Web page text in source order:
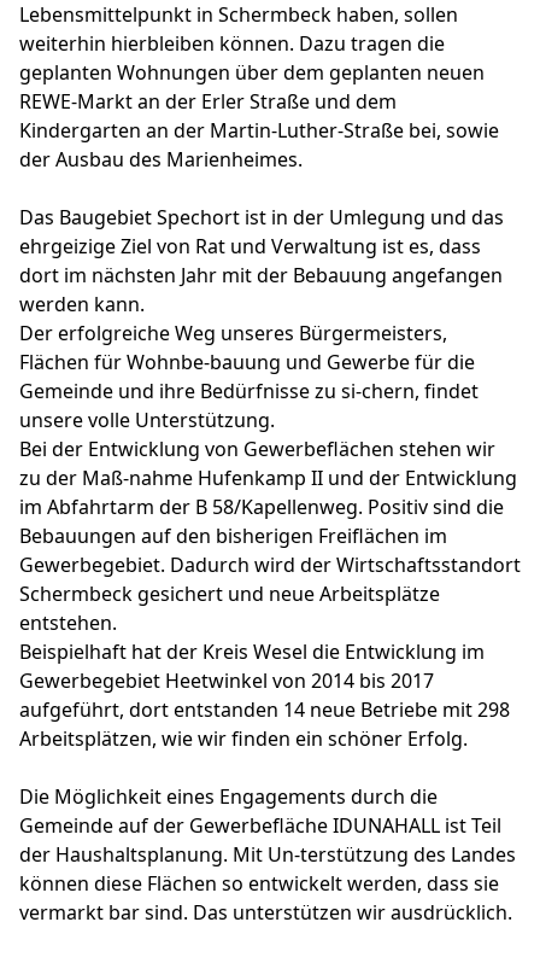
Lebensmittelpunkt in Schermbeck haben, sollen
weiterhin hierbleiben können. Dazu tragen die
geplanten Wohnungen über dem geplanten neuen
REWE-Markt an der Erler Straße und dem
Kindergarten an der Martin-Luther-Straße bei, sowie
der Ausbau des Marienheimes.
Das Baugebiet Spechort ist in der Umlegung und das
ehrgeizige Ziel von Rat und Verwaltung ist es, dass
dort im nächsten Jahr mit der Bebauung angefangen
werden kann.
Der erfolgreiche Weg unseres Bürgermeisters,
Flächen für Wohnbe-bauung und Gewerbe für die
Gemeinde und ihre Bedürfnisse zu si-chern, findet
unsere volle Unterstützung.
Bei der Entwicklung von Gewerbeflächen stehen wir
zu der Maß-nahme Hufenkamp II und der Entwicklung
im Abfahrtarm der B 58/Kapellenweg. Positiv sind die
Bebauungen auf den bisherigen Freiflächen im
Gewerbegebiet. Dadurch wird der Wirtschaftsstandort
Schermbeck gesichert und neue Arbeitsplätze
entstehen.
Beispielhaft hat der Kreis Wesel die Entwicklung im
Gewerbegebiet Heetwinkel von 2014 bis 2017
aufgeführt, dort entstanden 14 neue Betriebe mit 298
Arbeitsplätzen, wie wir finden ein schöner Erfolg.
Die Möglichkeit eines Engagements durch die
Gemeinde auf der Gewerbefläche IDUNAHALL ist Teil
der Haushaltsplanung. Mit Un-terstützung des Landes
können diese Flächen so entwickelt werden, dass sie
vermarkt bar sind. Das unterstützen wir ausdrücklich.